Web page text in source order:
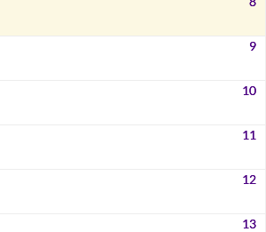
9
10
11
12
13